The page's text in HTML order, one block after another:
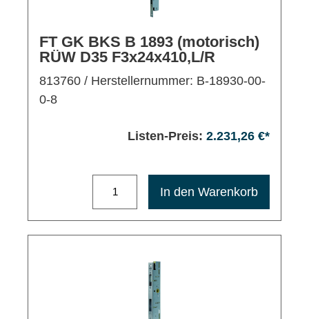
FT GK BKS B 1893 (motorisch)
RÜW D35 F3x24x410,L/R
813760 / Herstellernummer: B-18930-00-
0-8
Listen-Preis: 2.231,26 €*
In den Warenkorb